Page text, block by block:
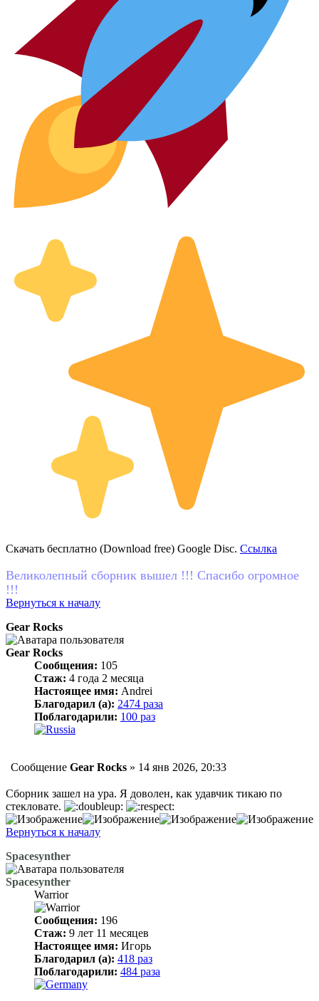
Скачать бесплатно (Download free) Google Disc. Ссылка
Великолепный сборник вышел !!! Спасибо огромное
!!!
Вернуться к началу
Gear Rocks
Gear Rocks
Сообщения: 105
Стаж: 4 года 2 месяца
Настоящее имя: Andrei
Благодарил (а): 2474 раза
Поблагодарили: 100 раз
Сообщение Gear Rocks » 14 янв 2026, 20:33
Сборник зашел на ура. Я доволен, как удавчик тикаю по
стекловате.
Вернуться к началу
Spacesynther
Spacesynther
Warrior
Сообщения: 196
Стаж: 9 лет 11 месяцев
Настоящее имя: Игорь
Благодарил (а): 418 раз
Поблагодарили: 484 раза